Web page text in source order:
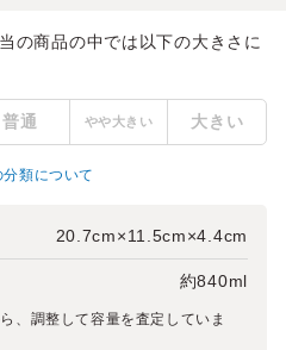
の商品の中では以下の大きさに
普通 やや大きい 大きい
類について
20.7cm×11.5cm×4.4cm
約840ml
、調整して容量を査定していま